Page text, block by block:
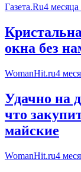
Газета.Ru4 месяца
окна без
WomanHit.ru4
Удачно на
что
майские
WomanHit.ru4